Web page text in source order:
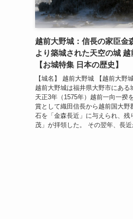
越前大野城：信長の家臣金
より築城された天空の城 越
【お城特集 日本の歴史】
【城名】 越前大野城 【越前大野
越前大野城は福井県大野市にある
天正3年（1575年）越前一向一揆
賞として織田信長から越前国大野
石を「金森長近」に与えられ、残
茂」が拝領した。 その翌年、長